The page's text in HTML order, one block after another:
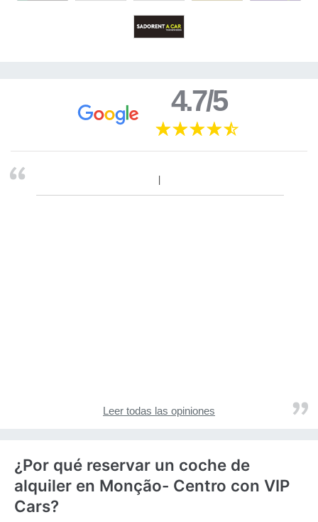
4.7/5
Leer todas las opiniones
¿Por qué reservar un coche de
alquiler en Monção- Centro con VIP
Cars?